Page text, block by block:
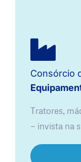
Consórcio
Tratores,
— invista na